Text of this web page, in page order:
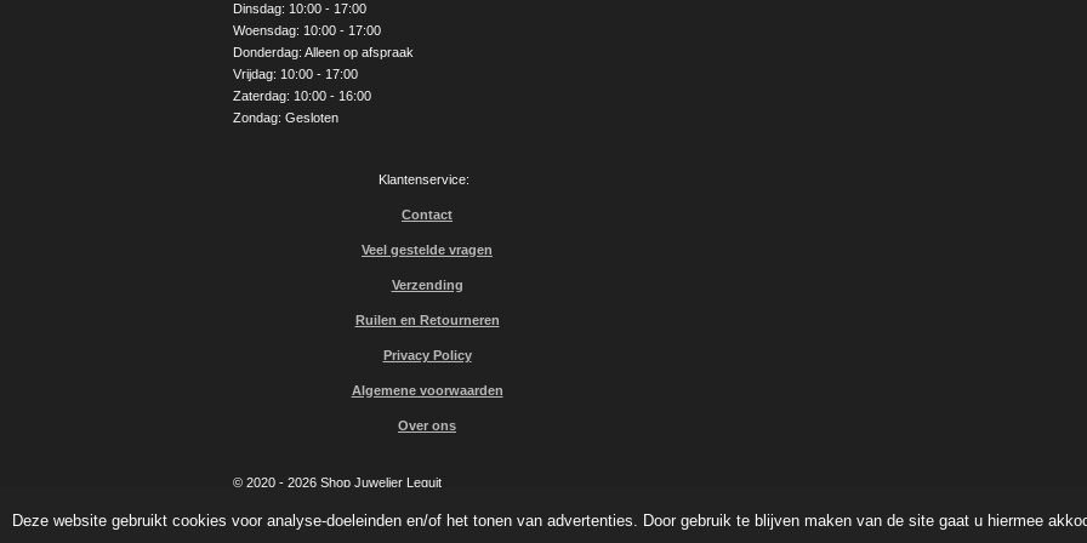
Deze website gebruikt cookies voor analyse-doeleinden en/of het tonen van advertenties. Door gebruik te blijven maken van de site gaat u hiermee
k
a
m
Dinsdag: 10:00 - 17:00
Woensdag: 10:00 - 17:00
Donderdag: Alleen op afspraak
Vrijdag: 10:00 - 17:00
Zaterdag: 10:00 - 16:00
Zondag: Gesloten
Klantenservice:
Contact
Veel gestelde vragen
Verzending
Ruilen en Retourneren
Privacy Policy
Algemene voorwaarden
Over ons
© 2020 - 2026 Shop Juwelier Leguit